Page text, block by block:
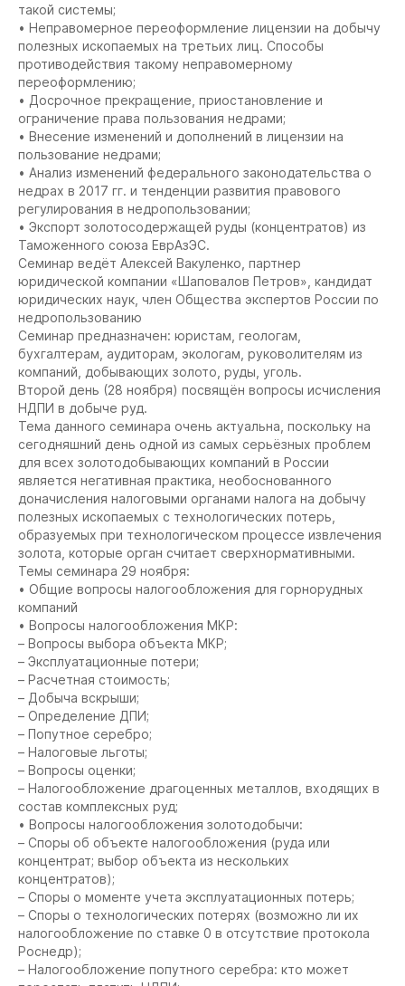
такой системы;
• Неправомерное переоформление лицензии на добычу
полезных ископаемых на третьих лиц. Способы
противодействия такому неправомерному
переоформлению;
• Досрочное прекращение, приостановление и
ограничение права пользования недрами;
• Внесение изменений и дополнений в лицензии на
пользование недрами;
• Анализ изменений федерального законодательства о
недрах в 2017 гг. и тенденции развития правового
регулирования в недропользовании;
• Экспорт золотосодержащей руды (концентратов) из
Таможенного союза ЕврАзЭС.
Семинар ведёт Алексей Вакуленко, партнер
юридической компании «Шаповалов Петров», кандидат
юридических наук, член Общества экспертов России по
недропользованию
Семинар предназначен: юристам, геологам,
бухгалтерам, аудиторам, экологам, руковолителям из
компаний, добывающих золото, руды, уголь.
Второй день (28 ноября) посвящён вопросы исчисления
НДПИ в добыче руд.
Тема данного семинара очень актуальна, поскольку на
сегодняшний день одной из самых серьёзных проблем
для всех золотодобывающих компаний в России
является негативная практика, необоснованного
доначисления налоговыми органами налога на добычу
полезных ископаемых с технологических потерь,
образуемых при технологическом процессе извлечения
золота, которые орган считает сверхнормативными.
Темы семинара 29 ноября:
• Общие вопросы налогообложения для горнорудных
компаний
• Вопросы налогообложения МКР:
– Вопросы выбора объекта МКР;
– Эксплуатационные потери;
– Расчетная стоимость;
– Добыча вскрыши;
– Определение ДПИ;
– Попутное серебро;
– Налоговые льготы;
– Вопросы оценки;
– Налогообложение драгоценных металлов, входящих в
состав комплексных руд;
• Вопросы налогообложения золотодобычи:
– Споры об объекте налогообложения (руда или
концентрат; выбор объекта из нескольких
концентратов);
– Споры о моменте учета эксплуатационных потерь;
– Споры о технологических потерях (возможно ли их
налогообложение по ставке 0 в отсутствие протокола
Роснедр);
– Налогообложение попутного серебра: кто может